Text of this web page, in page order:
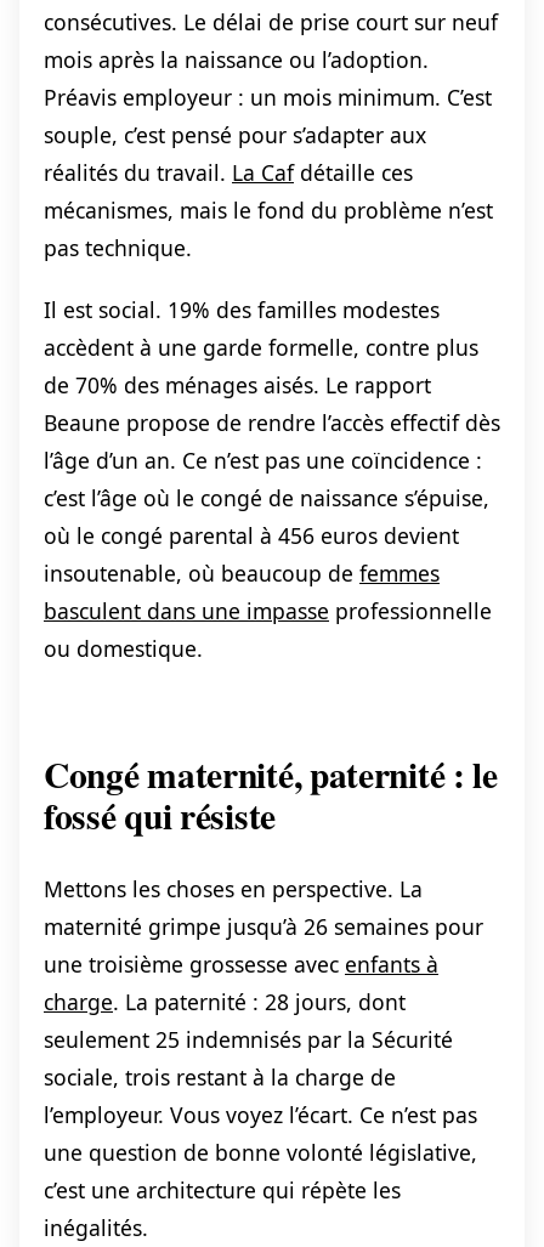
consécutives. Le délai de prise court sur neuf
mois après la naissance ou l’adoption.
Préavis employeur : un mois minimum. C’est
souple, c’est pensé pour s’adapter aux
réalités du travail. La Cafdétaille ces
mécanismes, mais le fond du problème n’est
pas technique.
Il est social. 19% des familles modestes
accèdent à une garde formelle, contre plus
de 70% des ménages aisés. Le rapport
Beaune propose de rendre l’accès effectif dès
l’âge d’un an. Ce n’est pas une coïncidence :
c’est l’âge où le congé de naissance s’épuise,
où le congé parental à 456 euros devient
insoutenable, où beaucoup de femmes
basculent dans une impasse professionnelle
ou domestique.
Congé maternité, paternité : le
fossé qui résiste
Mettons les choses en perspective. La
maternité grimpe jusqu’à 26 semaines pour
une troisième grossesse avec enfants à
charge. La paternité : 28 jours, dont
seulement 25 indemnisés par la Sécurité
sociale, trois restant à la charge de
l’employeur. Vous voyez l’écart. Ce n’est pas
une question de bonne volonté législative,
c’est une architecture qui répète les
inégalités.